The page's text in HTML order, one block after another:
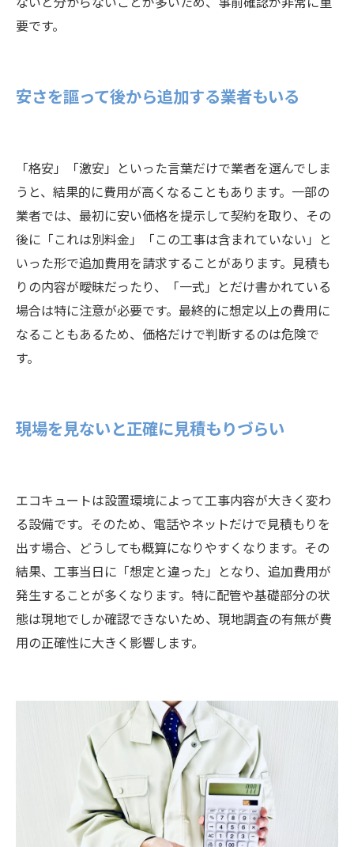
要です。
安さを謳って後から追加する業者もいる
「格安」「激安」といった言葉だけで業者を選んでしま
うと、結果的に費用が高くなることもあります。一部の
業者では、最初に安い価格を提示して契約を取り、その
後に「これは別料金」「この工事は含まれていない」と
いった形で追加費用を請求することがあります。見積も
りの内容が曖昧だったり、「一式」とだけ書かれている
場合は特に注意が必要です。最終的に想定以上の費用に
なることもあるため、価格だけで判断するのは危険で
す。
現場を見ないと正確に見積もりづらい
エコキュートは設置環境によって工事内容が大きく変わ
る設備です。そのため、電話やネットだけで見積もりを
出す場合、どうしても概算になりやすくなります。その
結果、工事当日に「想定と違った」となり、追加費用が
発生することが多くなります。特に配管や基礎部分の状
態は現地でしか確認できないため、現地調査の有無が費
用の正確性に大きく影響します。